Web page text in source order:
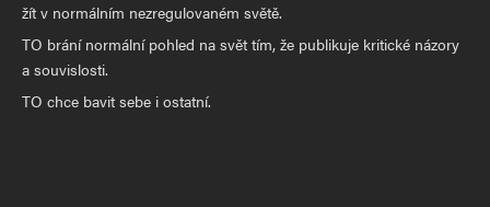
žít v normálním nezregulovaném světě.
TO brání normální pohled na svět tím, že publikuje kritické názory
a souvislosti.
TO chce bavit sebe i ostatní.